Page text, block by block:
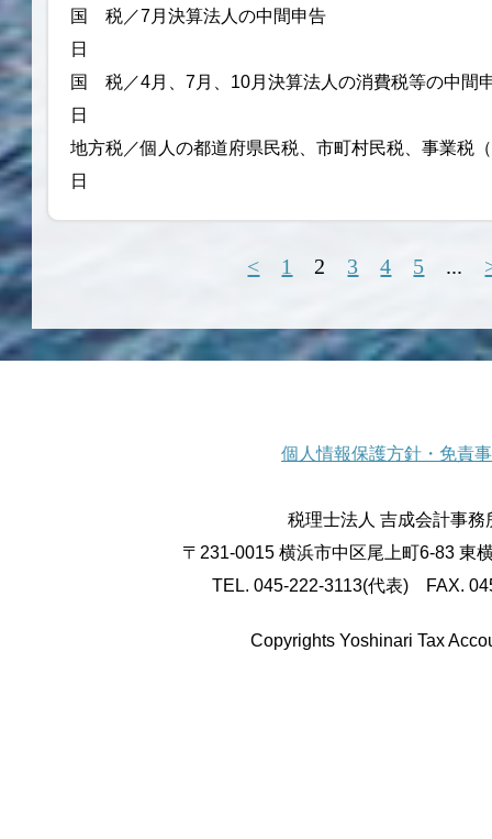
国 税／7月決算法人の
日
国 税／4月、7月、10月決算法人の消費税等の中
日
地方税／個人の都道府県民税、市町村民税、事業
日
< 1 2 3 4 5 ...
個人情報保護方針・免責
税理士法人 吉成会計事務
〒231-0015 横浜市中区尾上町6-83 東
TEL. 045-222-3113(代表) FAX.
Copyrights Yoshinari Tax